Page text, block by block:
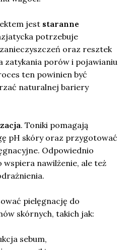
jest staranne
potrzebuje
oraz resztek
zatykania porów i pojawianiu
ten powinien być
naturalnej bariery
. Toniki pomagają
pH skóry oraz przygotować
Odpowiednio
nawilżenie, ale też
pielęgnację do
skórnych, takich jak:
sebum,